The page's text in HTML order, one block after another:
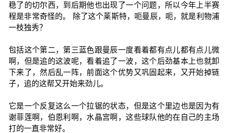
稳了的切尔西，到后期他也出现了一个问题，所以今年上半赛
程是非常奇怪的。 除了这个莱斯特，呃曼辰，呃，就是利物浦
一枝独秀？
包括这个第二，第三蓝色跟曼辰一度看着都有点儿都有点儿微
啊，但是追的这波呢，看着追了一波，这个后劲基本上也就卸
下来了，然后乱一阵，前面这个优势又巩固起来，又开始掉链
子，追的这帮又开始来劲儿。
它是一个反复这么一个拉锯的状态，但是这个里边也是因为有
谢菲莲啊，伯恩利啊，水晶宫啊，这些球队他的在自己的主场
打的一直非常好。